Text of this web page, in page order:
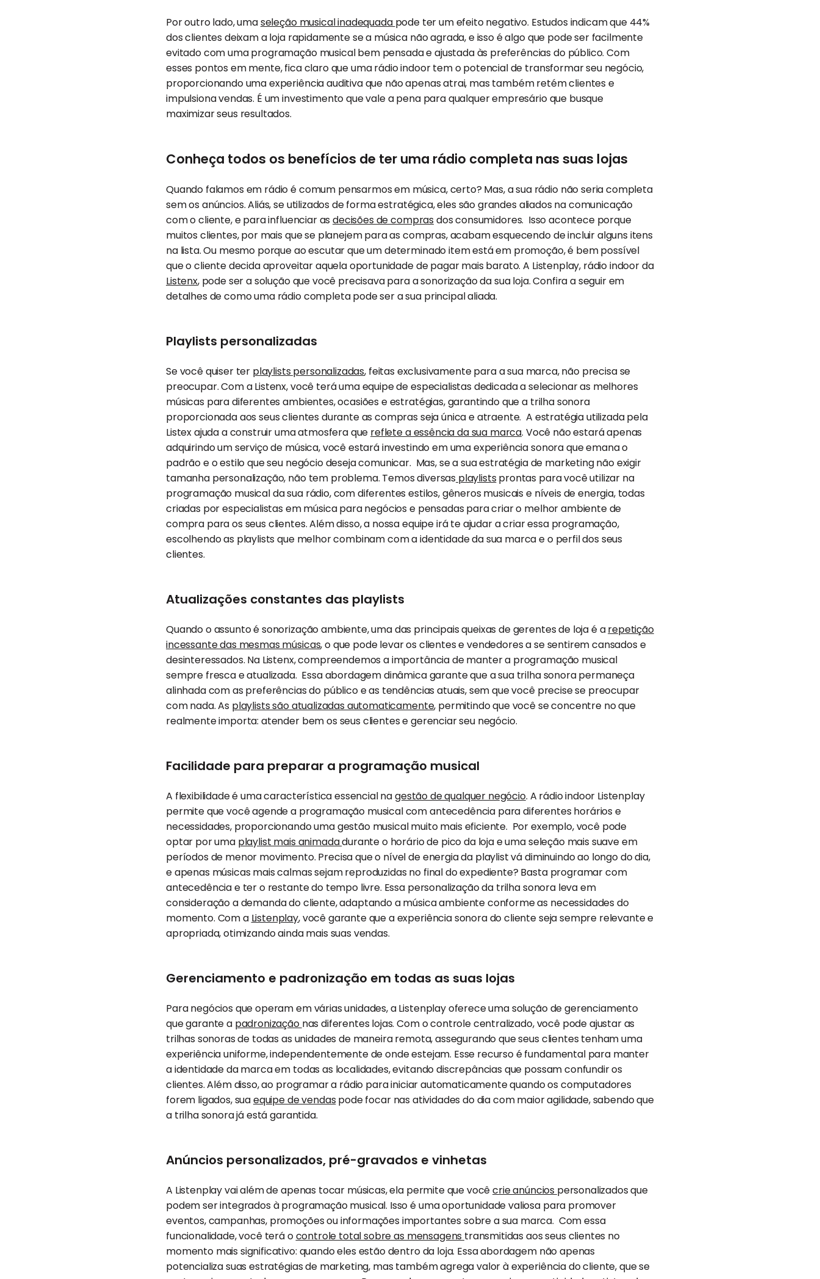
Por outro lado, umaseleção musical inadequada pode ter um efeito negativo. Estudos indicam que 44%
dos clientes deixam a loja rapidamente se a música não agrada, e isso é algo que pode ser facilmente
evitado com uma programação musical bem pensada e ajustada às preferências do público. Com
esses pontos em mente, fica claro que uma rádio indoor tem o potencial de transformar seu negócio,
proporcionando uma experiência auditiva que não apenas atrai, mas também retém clientes e
impulsiona vendas. É um investimento que vale a pena para qualquer empresário que busque
maximizar seus resultados.
Conheça todos os benefícios de ter uma rádio completa nas suas lojas
Quando falamos em rádio é comum pensarmos em música, certo? Mas, a sua rádio não seria completa
sem os anúncios. Aliás, se utilizados de forma estratégica, eles são grandes aliados na comunicação
com o cliente, e para influenciar asdecisões de compras dos consumidores. Isso acontece porque
muitos clientes, por mais que se planejem para as compras, acabam esquecendo de incluir alguns itens
na lista. Ou mesmo porque ao escutar que um determinado item está em promoção, é bem possível
que o cliente decida aproveitar aquela oportunidade de pagar mais barato. A Listenplay, rádio indoor da
Listenx, pode ser a solução que você precisava para a sonorização da sua loja. Confira a seguir em
detalhes de como uma rádio completa pode ser a sua principal aliada.
Playlists personalizadas
Se você quiser ter playlists personalizadas, feitas exclusivamente para a sua marca, não precisa se
preocupar. Com a Listenx, você terá uma equipe de especialistas dedicada a selecionar as melhores
músicas para diferentes ambientes, ocasiões e estratégias, garantindo que a trilha sonora
proporcionada aos seus clientes durante as compras seja única e atraente. A estratégia utilizada pela
Listex ajuda a construir uma atmosfera que reflete a essência da sua marca. Você não estará apenas
adquirindo um serviço de música, você estará investindo em uma experiência sonora que emana o
padrão e o estilo que seu negócio deseja comunicar. Mas, se a sua estratégia de marketing não exigir
tamanha personalização, não tem problema. Temos diversas playlists prontas para você utilizar na
programação musical da sua rádio, com diferentes estilos, gêneros musicais e níveis de energia, todas
criadas por especialistas em música para negócios e pensadas para criar o melhor ambiente de
compra para os seus clientes. Além disso, a nossa equipe irá te ajudar a criar essa programação,
escolhendo as playlists que melhor combinam com a identidade da sua marca e o perfil dos seus
clientes.
Atualizações constantes das playlists
Quando o assunto é sonorização ambiente, uma das principais queixas de gerentes de loja é arepetição
incessante das mesmas músicas, o que pode levar os clientes e vendedores a se sentirem cansados e
desinteressados. Na Listenx, compreendemos a importância de manter a programação musical
sempre fresca e atualizada. Essa abordagem dinâmica garante que a sua trilha sonora permaneça
alinhada com as preferências do público e as tendências atuais, sem que você precise se preocupar
com nada. As playlists são atualizadas automaticamente, permitindo que você se concentre no que
realmente importa: atender bem os seus clientes e gerenciar seu negócio.
Facilidade para preparar a programação musical
A flexibilidade é uma característica essencial nagestão de qualquer negócio. A rádio indoor Listenplay
permite que você agende a programação musical com antecedência para diferentes horários e
necessidades, proporcionando uma gestão musical muito mais eficiente. Por exemplo, você pode
optar por uma playlist mais animadadurante o horário de pico da loja e uma seleção mais suave em
períodos de menor movimento. Precisa que o nível de energia da playlist vá diminuindo ao longo do dia,
e apenas músicas mais calmas sejam reproduzidas no final do expediente? Basta programar com
antecedência e ter o restante do tempo livre. Essa personalização da trilha sonora leva em
consideração a demanda do cliente, adaptando a música ambiente conforme as necessidades do
momento. Com a Listenplay, você garante que a experiência sonora do cliente seja sempre relevante e
apropriada, otimizando ainda mais suas vendas.
Gerenciamento e padronização em todas as suas lojas
Para negócios que operam em várias unidades, a Listenplay oferece uma solução de gerenciamento
que garante a padronização nas diferentes lojas. Com o controle centralizado, você pode ajustar as
trilhas sonoras de todas as unidades de maneira remota, assegurando que seus clientes tenham uma
experiência uniforme, independentemente de onde estejam. Esse recurso é fundamental para manter
a identidade da marca em todas as localidades, evitando discrepâncias que possam confundir os
clientes. Além disso, ao programar a rádio para iniciar automaticamente quando os computadores
forem ligados, suaequipe de vendas pode focar nas atividades do dia com maior agilidade, sabendo que
a trilha sonora já está garantida.
Anúncios personalizados, pré-gravados e vinhetas
A Listenplay vai além de apenas tocar músicas, ela permite que vocêcrie anúncios personalizados que
podem ser integrados à programação musical. Isso é uma oportunidade valiosa para promover
eventos, campanhas, promoções ou informações importantes sobre a sua marca. Com essa
funcionalidade, você terá ocontrole total sobre as mensagens transmitidas aos seus clientes no
momento mais significativo: quando eles estão dentro da loja. Essa abordagem não apenas
potencializa suas estratégias de marketing, mas também agrega valor à experiência do cliente, que se